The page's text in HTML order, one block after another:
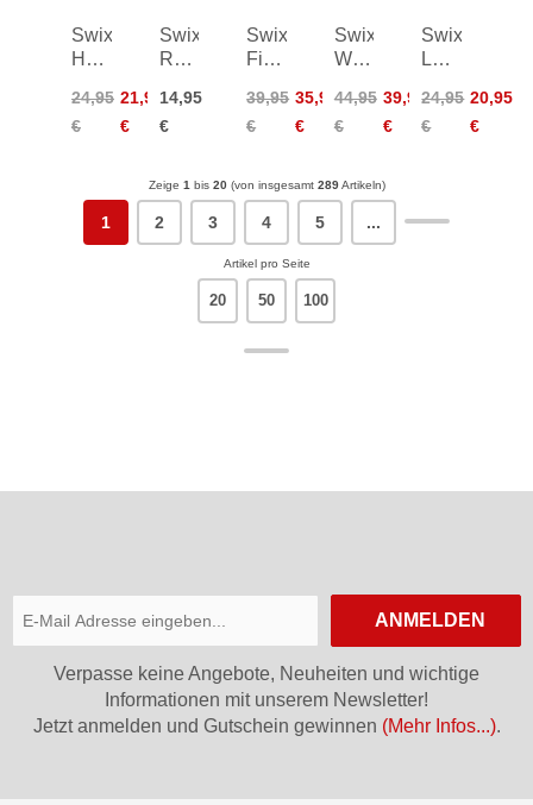
Swix
Hexagonal
Shaft
f
24,95
€
21,95
€
Swix
Racing
Gloves
14,95
€
Swix
Fine
Stone
39,95
€
35,95
€
Swix
Wastebag
for
Waxtables
44,95
€
39,95
€
Swix
Leaf
Large
TBS
24,95
€
20,95
€
Zeige 1bis 20(von insgesamt 289Artikeln)
1 2 3 4 5 ...
Artikel pro Seite
20 50 100
ANMELDEN
Verpasse keine Angebote, Neuheiten und wichtige
Informationen mit unserem Newsletter!
Jetzt anmelden und Gutschein gewinnen (Mehr Infos...).